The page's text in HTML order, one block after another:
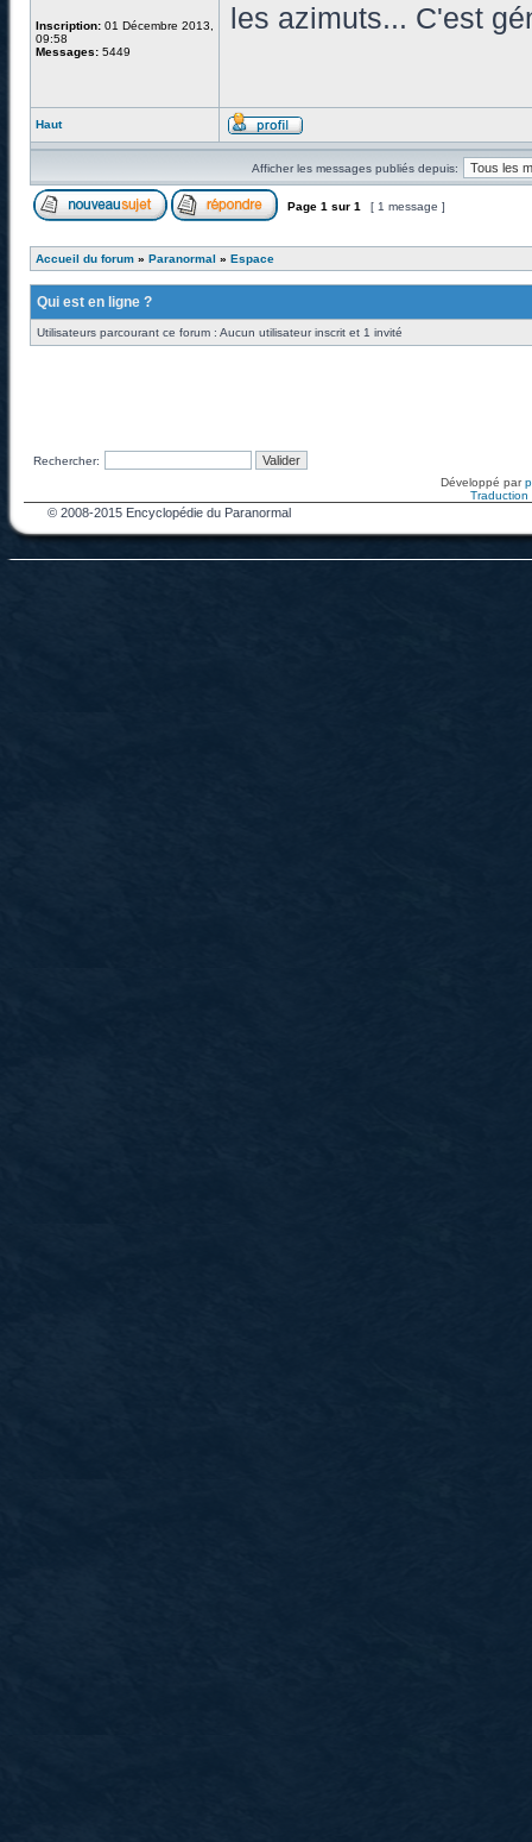
Inscription: 01 Décembre 2013,
09:58
Messages: 5449
les azimuts... C'est
Haut
Afficher les messages publiés depuis:
Page 1 sur 1 [ 1 message ]
Accueil du forum » Paranormal » Espace
Qui est en ligne ?
Utilisateurs parcourant ce forum : Aucun utilisateur inscrit et 1 invité
Rechercher:
Développé par
Traduction
© 2008-2015 Encyclopédie du Paranormal